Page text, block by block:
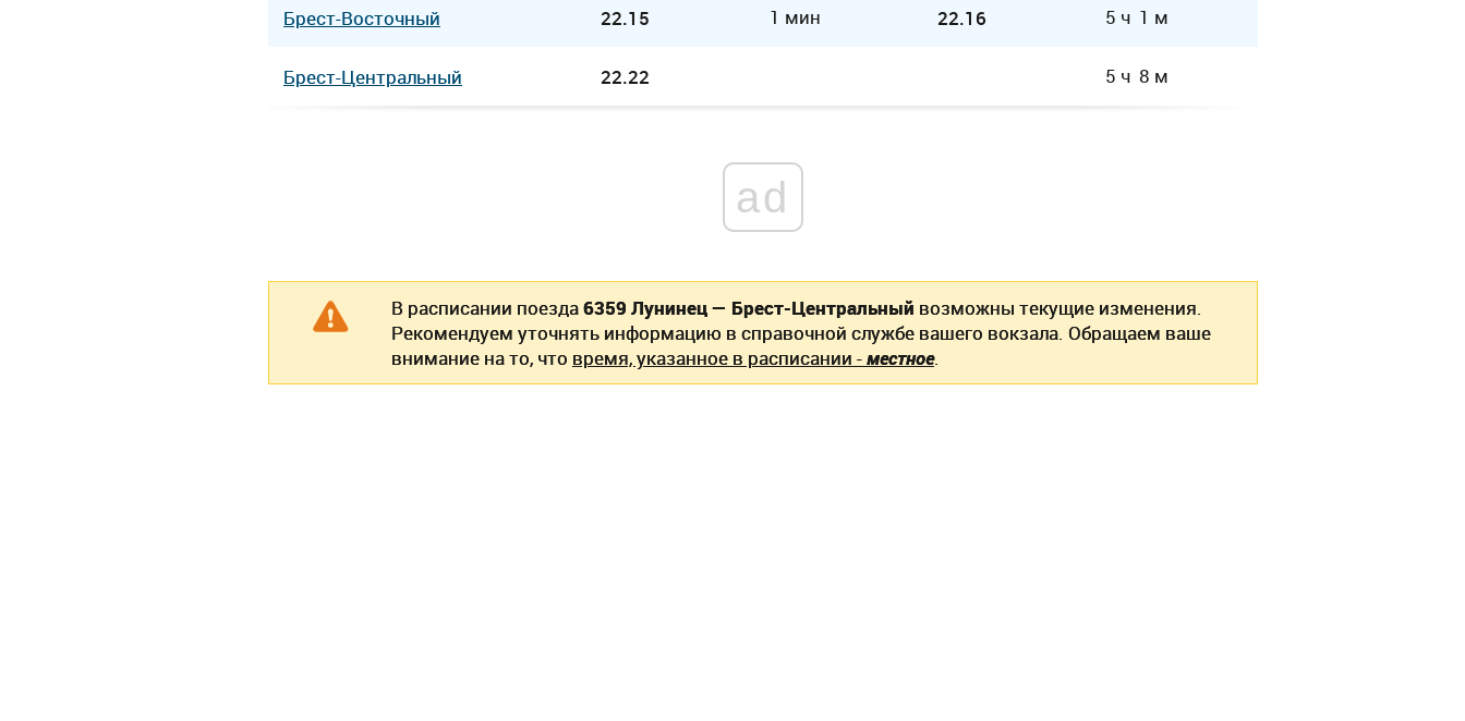
Брест-Восточный 22.15 1 мин 22.16 5 ч 1 м
Брест-Центральный 22.22 5 ч 8 м
ad
В расписании поезда6359 Лунинец — Брест-Центральный возможны текущие изменения.
Рекомендуем уточнять информацию в справочной службе вашего вокзала. Обращаем ваше
внимание на то, что время, указанное в расписании -местное.